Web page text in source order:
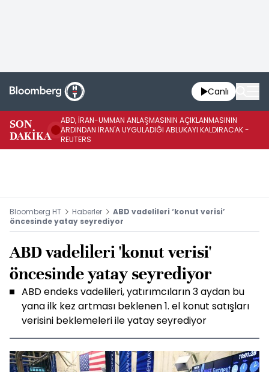
Canlı
SON
DAKİKA
ABD, İRAN-UMMAN ANLAŞMASININ AÇIKLANMASININ
ARDINDAN İRAN'A UYGULADIĞI ABLUKAYI KALDIRACAK -
REUTERS
Bloomberg HT Haberler
ABD vadelileri ‘konut verisi’
öncesinde yatay seyrediyor
ABD vadelileri 'konut verisi'
öncesinde yatay seyrediyor
ABD endeks vadelileri, yatırımcıların 3 aydan bu
yana ilk kez artması beklenen 1. el konut satışları
verisini beklemeleri ile yatay seyrediyor